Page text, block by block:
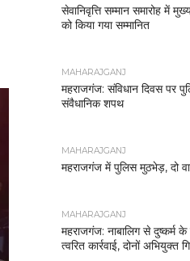
सेवानिवृत्ति सम्मान समारोह में
को किया गया सम्मानित
MAHARAJGANJ
महराजगंज: संविधान दिवस पर
संवैधानिक शपथ
MAHARAJGANJ
महराजगंज में पुलिस मुठभेड़, दो
MAHARAJGANJ
महराजगंज: नाबालिग से दुष्कर्म
त्वरित कार्रवाई, दोनों अभियुक्त